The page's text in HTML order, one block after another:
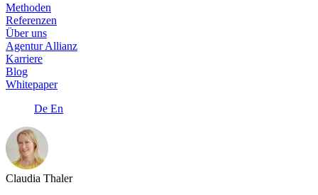
Methoden
Referenzen
Über uns
Agentur Allianz
Karriere
Blog
Whitepaper
De En
Claudia Thaler